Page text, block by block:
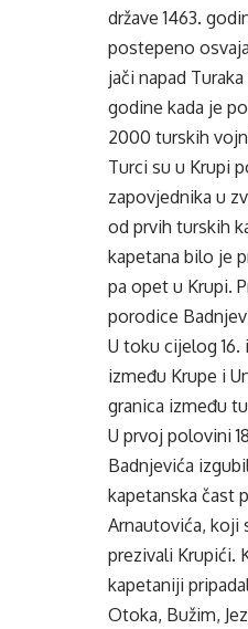
države 1463.
postepeno
jači napad
godine kada je
2000 turskih
Turci su u Krupi
zapovjednika u
od prvih turskih
kapetana bilo je
pa opet u Krupi.
porodice
U toku cijelog 16.
između Krupe i
granica između
U prvoj polovini
Badnjevića
kapetanska čast
Arnautovića, koji
prezivali Krupići.
kapetaniji
Otoka, Bužim,